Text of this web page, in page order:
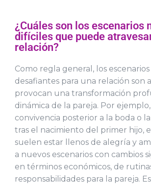
¿Cuáles son los escenarios
difíciles que puede
relación?
Como regla general, los escenarios
desafiantes para una relación son
provocan una transformación
dinámica de la pareja. Por
convivencia posterior a la boda o
tras el nacimiento del primer hijo,
suelen estar llenos de alegría y
a nuevos escenarios con cambios
en términos económicos, de
responsabilidades para la pareja.